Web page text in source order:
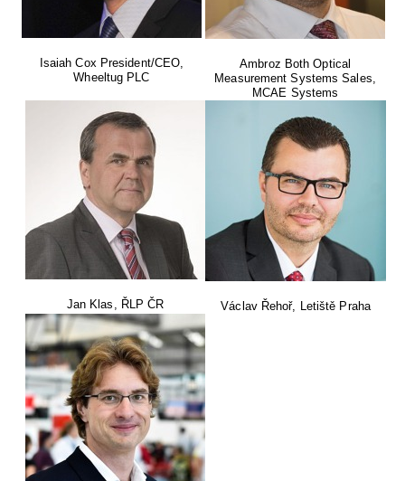
Isaiah Cox President/CEO,
Wheeltug PLC
Ambroz Both Optical
Measurement Systems Sales,
MCAE Systems
Jan Klas, ŘLP ČR Václav Řehoř, Letiště Praha